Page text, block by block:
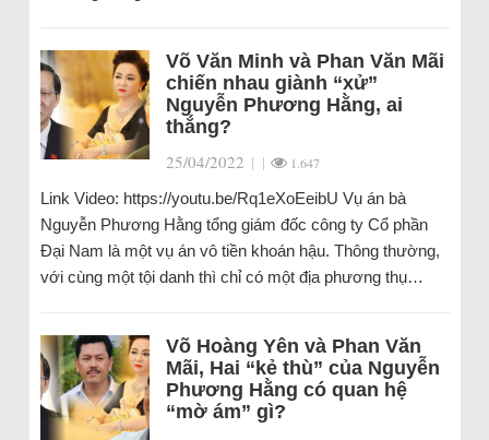
Võ Văn Minh và Phan Văn Mãi
chiến nhau giành “xử”
Nguyễn Phương Hằng, ai
thắng?
25/04/2022 | | 1.647
Link Video: https://youtu.be/Rq1eXoEeibU Vụ án bà
Nguyễn Phương Hằng tổng giám đốc công ty Cổ phần
Đại Nam là một vụ án vô tiền khoán hậu. Thông thường,
với cùng một tội danh thì chỉ có một địa phương thụ…
Võ Hoàng Yên và Phan Văn
Mãi, Hai “kẻ thù” của Nguyễn
Phương Hằng có quan hệ
“mờ ám” gì?